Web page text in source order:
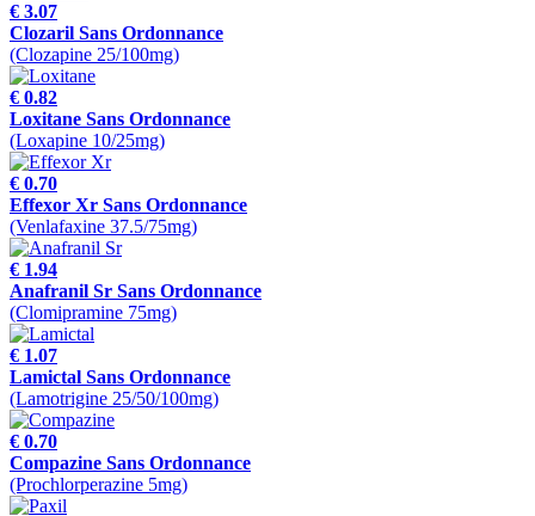
€ 3.07
Clozaril Sans Ordonnance
(Clozapine 25/100mg)
€ 0.82
Loxitane Sans Ordonnance
(Loxapine 10/25mg)
€ 0.70
Effexor Xr Sans Ordonnance
(Venlafaxine 37.5/75mg)
€ 1.94
Anafranil Sr Sans Ordonnance
(Clomipramine 75mg)
€ 1.07
Lamictal Sans Ordonnance
(Lamotrigine 25/50/100mg)
€ 0.70
Compazine Sans Ordonnance
(Prochlorperazine 5mg)